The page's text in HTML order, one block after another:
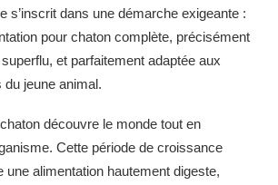
s’inscrit dans une démarche exigeante :
pour chaton complète, précisément
et parfaitement adaptée aux
jeune animal.
découvre le monde tout en
Cette période de croissance
une alimentation hautement digeste,